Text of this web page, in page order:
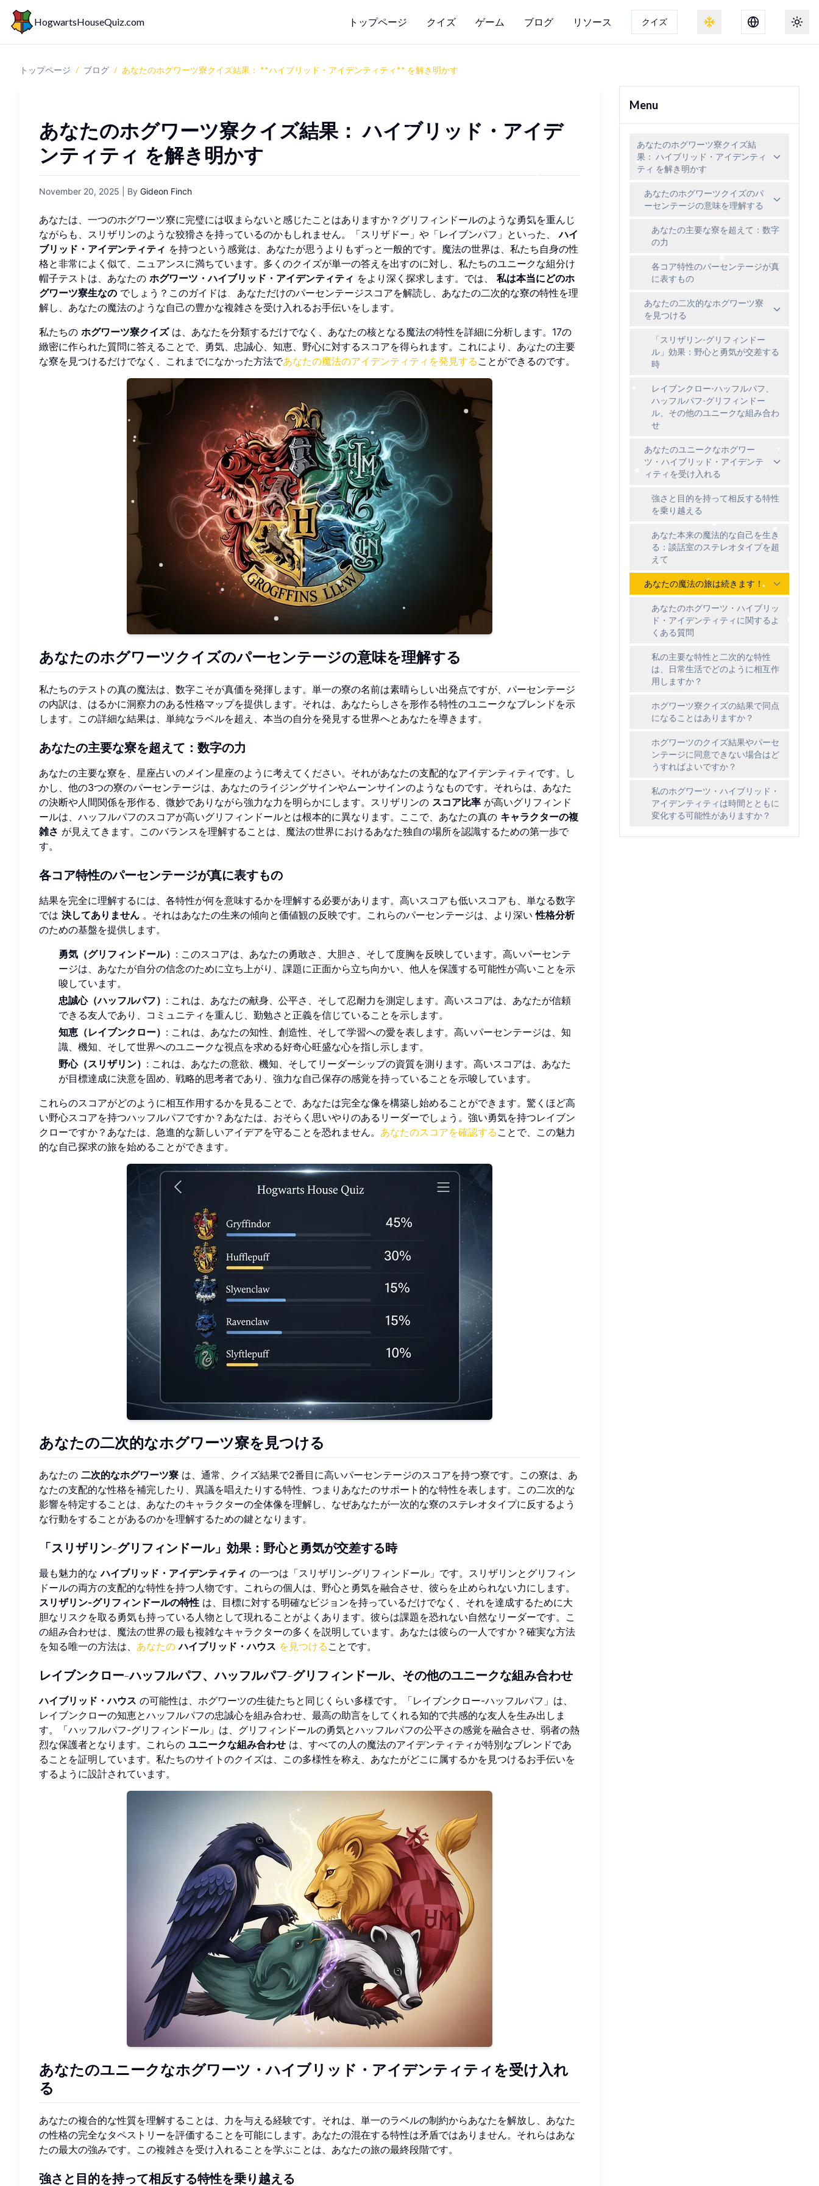
HogwartsHouseQuiz.com トップページ クイズ ゲーム ブログ リソース クイズ 雪効果の切り替え トグ
トップページ / ブログ / あなたのホグワーツ寮クイズ結果： **ハイブリッド・アイデンティティ** を解き明かす
あなたのホグワーツ寮クイズ結果：ハイブリッド・アイデ
ンティティ を解き明かす
November 20, 2025 | By Gideon Finch
あなたは、一つのホグワーツ寮に完璧には収まらないと感じたことはありますか？グリフィンドールのような勇気を重んじ
ながらも、スリザリンのような狡猾さを持っているのかもしれません。「スリザドー」や「レイブンパフ」といった、ハイ
ブリッド・アイデンティティ を持つという感覚は、あなたが思うよりもずっと一般的です。魔法の世界は、私たち自身の性
格と非常によく似て、ニュアンスに満ちています。多くのクイズが単一の答えを出すのに対し、私たちのユニークな組分け
帽子テストは、あなたの ホグワーツ・ハイブリッド・アイデンティティ をより深く探求します。では、 私は本当にどのホ
グワーツ寮生なの でしょう？このガイドは、あなただけのパーセンテージスコアを解読し、あなたの二次的な寮の特性を理
解し、あなたの魔法のような自己の豊かな複雑さを受け入れるお手伝いをします。
私たちの ホグワーツ寮クイズは、あなたを分類するだけでなく、あなたの核となる魔法の特性を詳細に分析します。17の
緻密に作られた質問に答えることで、勇気、忠誠心、知恵、野心に対するスコアを得られます。これにより、あなたの主要
な寮を見つけるだけでなく、これまでになかった方法であなたの魔法のアイデンティティを発見する ことができるのです。
あなたのホグワーツクイズのパーセンテージの意味を理解する
私たちのテストの真の魔法は、数字こそが真価を発揮します。単一の寮の名前は素晴らしい出発点ですが、パーセンテージ
の内訳は、はるかに洞察力のある性格マップを提供します。それは、あなたらしさを形作る特性のユニークなブレンドを示
します。この詳細な結果は、単純なラベルを超え、本当の自分を発見する世界へとあなたを導きます。
あなたの主要な寮を超えて：数字の力
あなたの主要な寮を、星座占いのメイン星座のように考えてください。それがあなたの支配的なアイデンティティです。し
かし、他の3つの寮のパーセンテージは、あなたのライジングサインやムーンサインのようなものです。それらは、あなた
の決断や人間関係を形作る、微妙でありながら強力な力を明らかにします。スリザリンの スコア比率 が高いグリフィンド
ールは、ハッフルパフのスコアが高いグリフィンドールとは根本的に異なります。ここで、あなたの真の キャラクターの複
雑さ が見えてきます。このバランスを理解することは、魔法の世界におけるあなた独自の場所を認識するための第一歩で
す。
各コア特性のパーセンテージが真に表すもの
結果を完全に理解するには、各特性が何を意味するかを理解する必要があります。高いスコアも低いスコアも、単なる数字
では 決してありません 。それはあなたの生来の傾向と価値観の反映です。これらのパーセンテージは、より深い性格分析
のための基盤を提供します。
勇気（グリフィンドール） : このスコアは、あなたの勇敢さ、大胆さ、そして度胸を反映しています。高いパーセンテ
ージは、あなたが自分の信念のために立ち上がり、課題に正面から立ち向かい、他人を保護する可能性が高いことを示
唆しています。
忠誠心（ハッフルパフ） : これは、あなたの献身、公平さ、そして忍耐力を測定します。高いスコアは、あなたが信頼
できる友人であり、コミュニティを重んじ、勤勉さと正義を信じていることを示します。
知恵（レイブンクロー） : これは、あなたの知性、創造性、そして学習への愛を表します。高いパーセンテージは、知
識、機知、そして世界へのユニークな視点を求める好奇心旺盛な心を指し示します。
野心（スリザリン） : これは、あなたの意欲、機知、そしてリーダーシップの資質を測ります。高いスコアは、あなた
が目標達成に決意を固め、戦略的思考者であり、強力な自己保存の感覚を持っていることを示唆しています。
これらのスコアがどのように相互作用するかを見ることで、あなたは完全な像を構築し始めることができます。驚くほど高
い野心スコアを持つハッフルパフですか？あなたは、おそらく思いやりのあるリーダーでしょう。強い勇気を持つレイブン
クローですか？あなたは、急進的な新しいアイデアを守ることを恐れません。 あなたのスコアを確認する ことで、この魅力
的な自己探求の旅を始めることができます。
あなたの二次的なホグワーツ寮を見つける
あなたの 二次的なホグワーツ寮 は、通常、クイズ結果で2番目に高いパーセンテージのスコアを持つ寮です。この寮は、あ
なたの支配的な性格を補完したり、異議を唱えたりする特性、つまりあなたのサポート的な特性を表します。この二次的な
影響を特定することは、あなたのキャラクターの全体像を理解し、なぜあなたが一次的な寮のステレオタイプに反するよう
な行動をすることがあるのかを理解するための鍵となります。
「スリザリン-グリフィンドール」効果：野心と勇気が交差する時
最も魅力的なハイブリッド・アイデンティティ の一つは「スリザリン-グリフィンドール」です。スリザリンとグリフィン
ドールの両方の支配的な特性を持つ人物です。これらの個人は、野心と勇気を融合させ、彼らを止められない力にします。
スリザリン-グリフィンドールの特性 は、目標に対する明確なビジョンを持っているだけでなく、それを達成するために大
胆なリスクを取る勇気も持っている人物として現れることがよくあります。彼らは課題を恐れない自然なリーダーです。こ
の組み合わせは、魔法の世界の最も複雑なキャラクターの多くを説明しています。あなたは彼らの一人ですか？確実な方法
を知る唯一の方法は、 あなたのハイブリッド・ハウス を見つける ことです。
レイブンクロー-ハッフルパフ、ハッフルパフ-グリフィンドール、その他のユニークな組み合わせ
ハイブリッド・ハウス の可能性は、ホグワーツの生徒たちと同じくらい多様です。「レイブンクロー-ハッフルパフ」は、
レイブンクローの知恵とハッフルパフの忠誠心を組み合わせ、最高の助言をしてくれる知的で共感的な友人を生み出しま
す。「ハッフルパフ-グリフィンドール」は、グリフィンドールの勇気とハッフルパフの公平さの感覚を融合させ、弱者の熱
烈な保護者となります。これらの ユニークな組み合わせ は、すべての人の魔法のアイデンティティが特別なブレンドであ
ることを証明しています。私たちのサイトのクイズは、この多様性を称え、あなたがどこに属するかを見つけるお手伝いを
するように設計されています。
あなたのユニークなホグワーツ・ハイブリッド・アイデンティティを受け入れ
る
あなたの複合的な性質を理解することは、力を与える経験です。それは、単一のラベルの制約からあなたを解放し、あなた
の性格の完全なタペストリーを評価することを可能にします。あなたの混在する特性は矛盾ではありません。それらはあな
たの最大の強みです。この複雑さを受け入れることを学ぶことは、あなたの旅の最終段階です。
強さと目的を持って相反する特性を乗り越える
Menu
あなたのホグワーツ寮クイズ結
果： ハイブリッド・アイデンティ
ティ を解き明かす
あなたのホグワーツクイズのパ
ーセンテージの意味を理解する
あなたの主要な寮を超えて：数字
の力
各コア特性のパーセンテージが真
に表すもの
あなたの二次的なホグワーツ寮
を見つける
「スリザリン-グリフィンドー
ル」効果：野心と勇気が交差する
時
レイブンクロー-ハッフルパフ、
ハッフルパフ-グリフィンドー
ル、その他のユニークな組み合わ
せ
あなたのユニークなホグワー
ツ・ハイブリッド・アイデンテ
ィティを受け入れる
強さと目的を持って相反する特性
を乗り越える
あなた本来の魔法的な自己を生き
る：談話室のステレオタイプを超
えて
あなたの魔法の旅は続きます！
あなたのホグワーツ・ハイブリッ
ド・アイデンティティに関するよ
くある質問
私の主要な特性と二次的な特性
は、日常生活でどのように相互作
用しますか？
ホグワーツ寮クイズの結果で同点
になることはありますか？
ホグワーツのクイズ結果やパーセ
ンテージに同意できない場合はど
うすればよいですか？
私のホグワーツ・ハイブリッド・
アイデンティティは時間とともに
変化する可能性がありますか？